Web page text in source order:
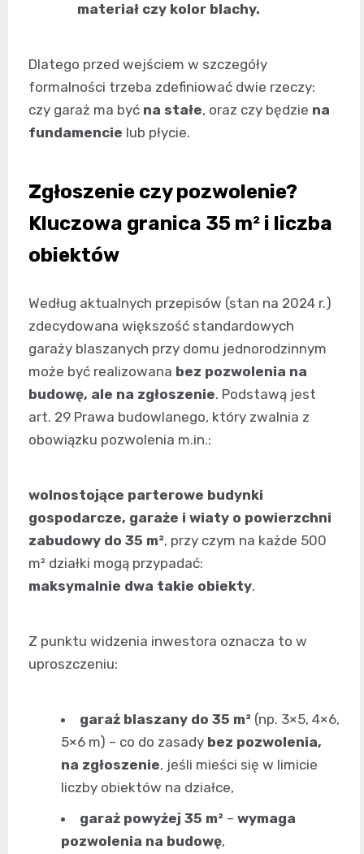
materiał czy kolor blachy.
Dlatego przed wejściem w szczegóły
formalności trzeba zdefiniować dwie rzeczy:
czy garaż ma być na stałe, oraz czy będzie na
fundamencie lub płycie.
Zgłoszenie czy pozwolenie?
Kluczowa granica 35 m² i liczba
obiektów
Według aktualnych przepisów (stan na 2024 r.)
zdecydowana większość standardowych
garaży blaszanych przy domu jednorodzinnym
może być realizowana bez pozwolenia na
budowę, ale na zgłoszenie. Podstawą jest
art. 29 Prawa budowlanego, który zwalnia z
obowiązku pozwolenia m.in.:
wolnostojące parterowe budynki
gospodarcze, garaże i wiaty o powierzchni
zabudowy do 35 m², przy czym na każde 500
m² działki mogą przypadać:
maksymalnie dwa takie obiekty.
Z punktu widzenia inwestora oznacza to w
uproszczeniu:
garaż blaszany do 35 m² (np. 3×5, 4×6,
5×6 m) – co do zasady bez pozwolenia,
na zgłoszenie, jeśli mieści się w limicie
liczby obiektów na działce,
garaż powyżej 35 m² – wymaga
pozwolenia na budowę,